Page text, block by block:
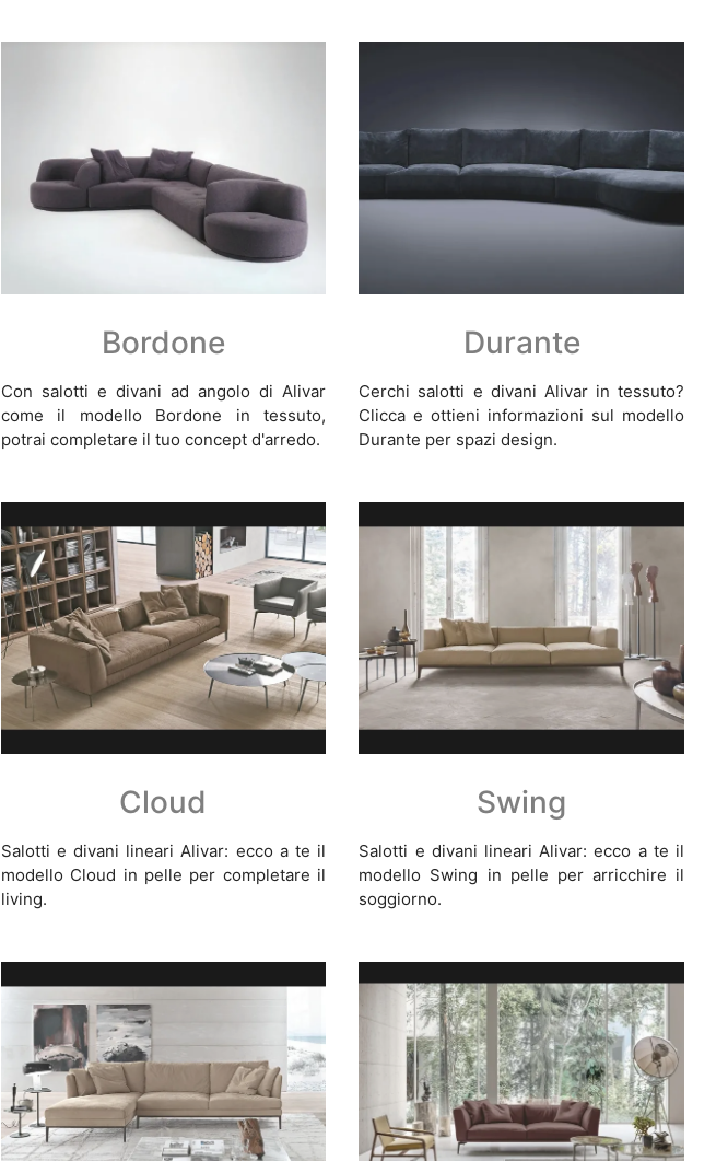
Bordone
Con salotti e divani ad angolo di Alivar
come il modello Bordone in tessuto,
potrai completare il tuo concept d'arredo.
Durante
Cerchi salotti e divani Alivar in tessuto?
Clicca e ottieni informazioni sul modello
Durante per spazi design.
Cloud
Salotti e divani lineari Alivar: ecco a te il
modello Cloud in pelle per completare il
living.
Swing
Salotti e divani lineari Alivar: ecco a te il
modello Swing in pelle per arricchire il
soggiorno.